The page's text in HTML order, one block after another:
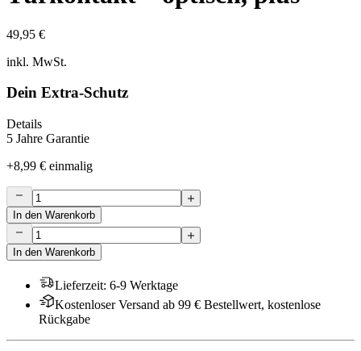
49,95 €
inkl. MwSt.
Dein Extra-Schutz
Details
5 Jahre Garantie
+8,99 € einmalig
In den Warenkorb
In den Warenkorb
Lieferzeit: 6-9 Werktage
Kostenloser Versand ab 99 € Bestellwert, kostenlose
Rückgabe